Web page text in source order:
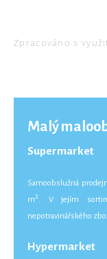
Malý
Supermarket
Samoobslužná
m2. V jejím
nepotravinářského
Hypermarket